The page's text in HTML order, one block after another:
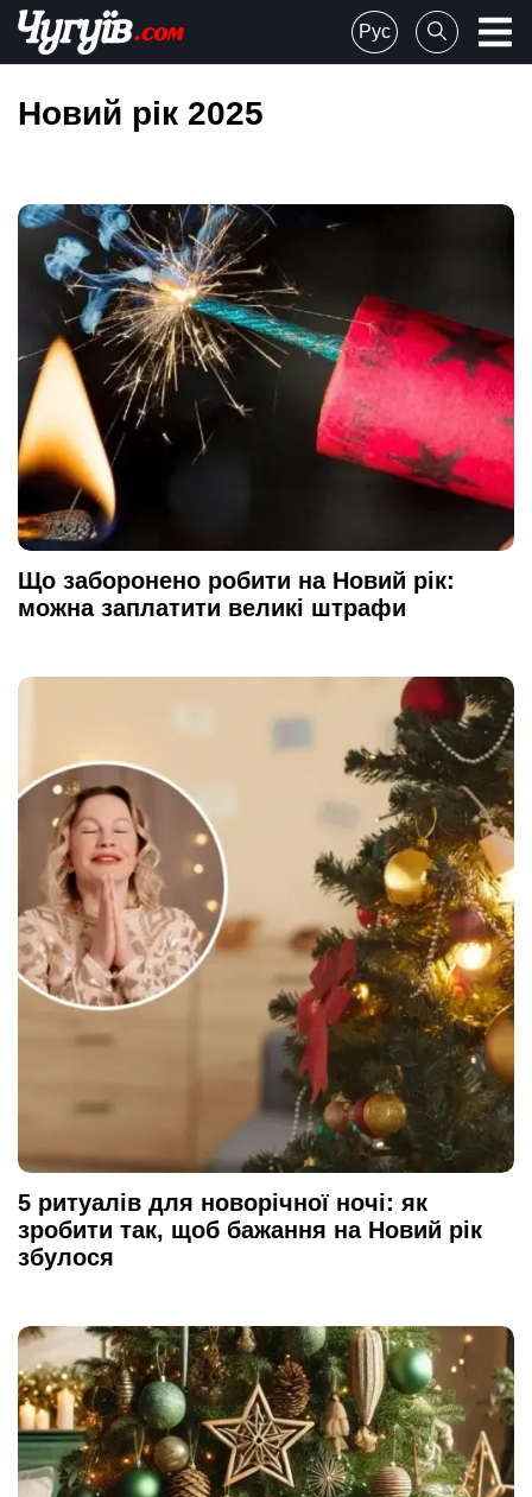
Skip
content
Chuguiv
Рус
Новий рік 2025
Що заборонено робити на Новий рік:
можна заплатити великі штрафи
5 ритуалів для новорічної ночі: як
зробити так, щоб бажання на Новий рік
збулося